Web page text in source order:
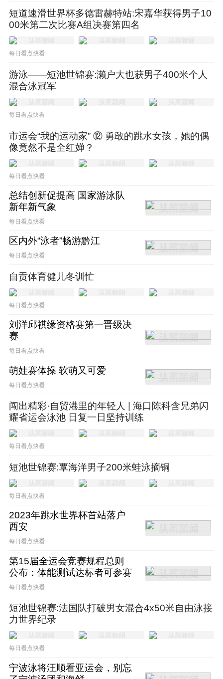
括不菲的费用，也可能包括人情世故。
值得一提的是，互联网平台邀请明星入驻，往
往会约定内容更新的频次。这可能与宁泽涛在
微博上率性而为并不一致。宁泽涛在小红书上
的更新频次可能会远高于微博，背后的团队也
会给予内容方面的支持与协作。
宁泽涛开通小红书之所以值得被关注，与孙杨
带货之路走向低迷，这是后话），标志着他不
再继续选择做一个“隐形人”。考虑到杭州亚运
会和巴黎奥运会临近，这对于宁泽涛的商业价
值回暖是一大利好。
在宁泽涛和孙杨都归于沉寂之后，中国体坛也
进入了一段平静期，苏炳添几乎是硕果仅存的
期的那样商业价值一飞冲天，反而是归化而来
的林孝埈正在享受着顶流的光环。
孙杨因为有涉嫌砸尿样的污点存在，商业影响
短道速滑世界杯多德雷赫特站:宋嘉华获得男子10
00米第二次比赛A组决赛第四名
每日看点快看
游泳——短池世锦赛:濑户大也获男子400米个人
混合泳冠军
每日看点快看
市运会“我的运动家” ⑫ 勇敢的跳水女孩，她的偶
像竟然不是全红婵？
每日看点快看
总结创新促提高 国家游泳队
新年新气象
每日看点快看
区内外“泳者”畅游黔江
每日看点快看
自贡体育健儿冬训忙
每日看点快看
刘洋邱祺缘资格赛第一晋级决
赛
每日看点快看
萌娃赛体操 软萌又可爱
每日看点快看
闯出精彩·自贸港里的年轻人 | 海口陈科含兄弟闪
耀省运会泳池 日复一日坚持训练
每日看点快看
短池世锦赛:覃海洋男子200米蛙泳摘铜
每日看点快看
2023年跳水世界杯首站落户
西安
每日看点快看
第15届全运会竞赛规程总则
公布：体能测试达标者可参赛
每日看点快看
短池世锦赛:法国队打破男女混合4x50米自由泳接
力世界纪录
每日看点快看
宁波泳将汪顺看亚运会，别忘